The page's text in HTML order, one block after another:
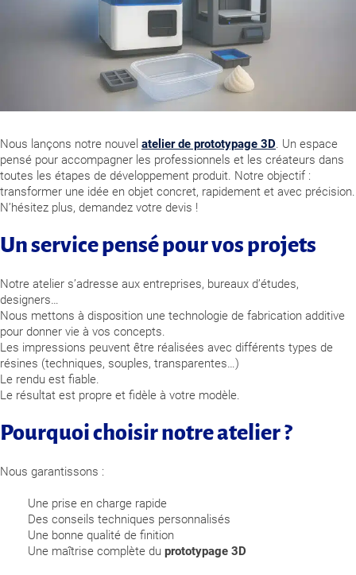
Nous lançons notre nouvel atelier de prototypage 3D. Un espace
pensé pour accompagner les professionnels et les créateurs dans
toutes les étapes de développement produit. Notre objectif :
transformer une idée en objet concret, rapidement et avec précision.
N’hésitez plus, demandez votre devis !
Un service pensé pour vos projets
Notre atelier s’adresse aux entreprises, bureaux d’études,
designers…
Nous mettons à disposition une technologie de fabrication additive
pour donner vie à vos concepts.
Les impressions peuvent être réalisées avec différents types de
résines (techniques, souples, transparentes…)
Le rendu est fiable.
Le résultat est propre et fidèle à votre modèle.
Pourquoi choisir notre atelier ?
Nous garantissons :
Une prise en charge rapide
Des conseils techniques personnalisés
Une bonne qualité de finition
Une maîtrise complète du prototypage 3D